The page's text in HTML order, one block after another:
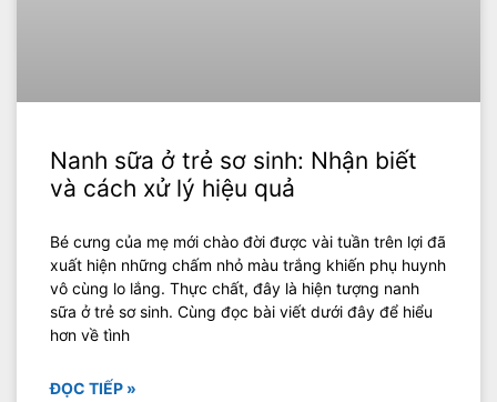
Nanh sữa ở trẻ sơ sinh: Nhận biết
và cách xử lý hiệu quả
Bé cưng của mẹ mới chào đời được vài tuần trên lợi đã
xuất hiện những chấm nhỏ màu trắng khiến phụ huynh
vô cùng lo lắng. Thực chất, đây là hiện tượng nanh
sữa ở trẻ sơ sinh. Cùng đọc bài viết dưới đây để hiểu
hơn về tình
ĐỌC TIẾP »